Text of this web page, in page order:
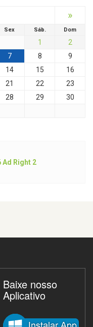
»
Sex Sáb. Dom
1
2
7 8
9
14 15
16
21 22
23
28 29
30
Baixe nosso
Aplicativo